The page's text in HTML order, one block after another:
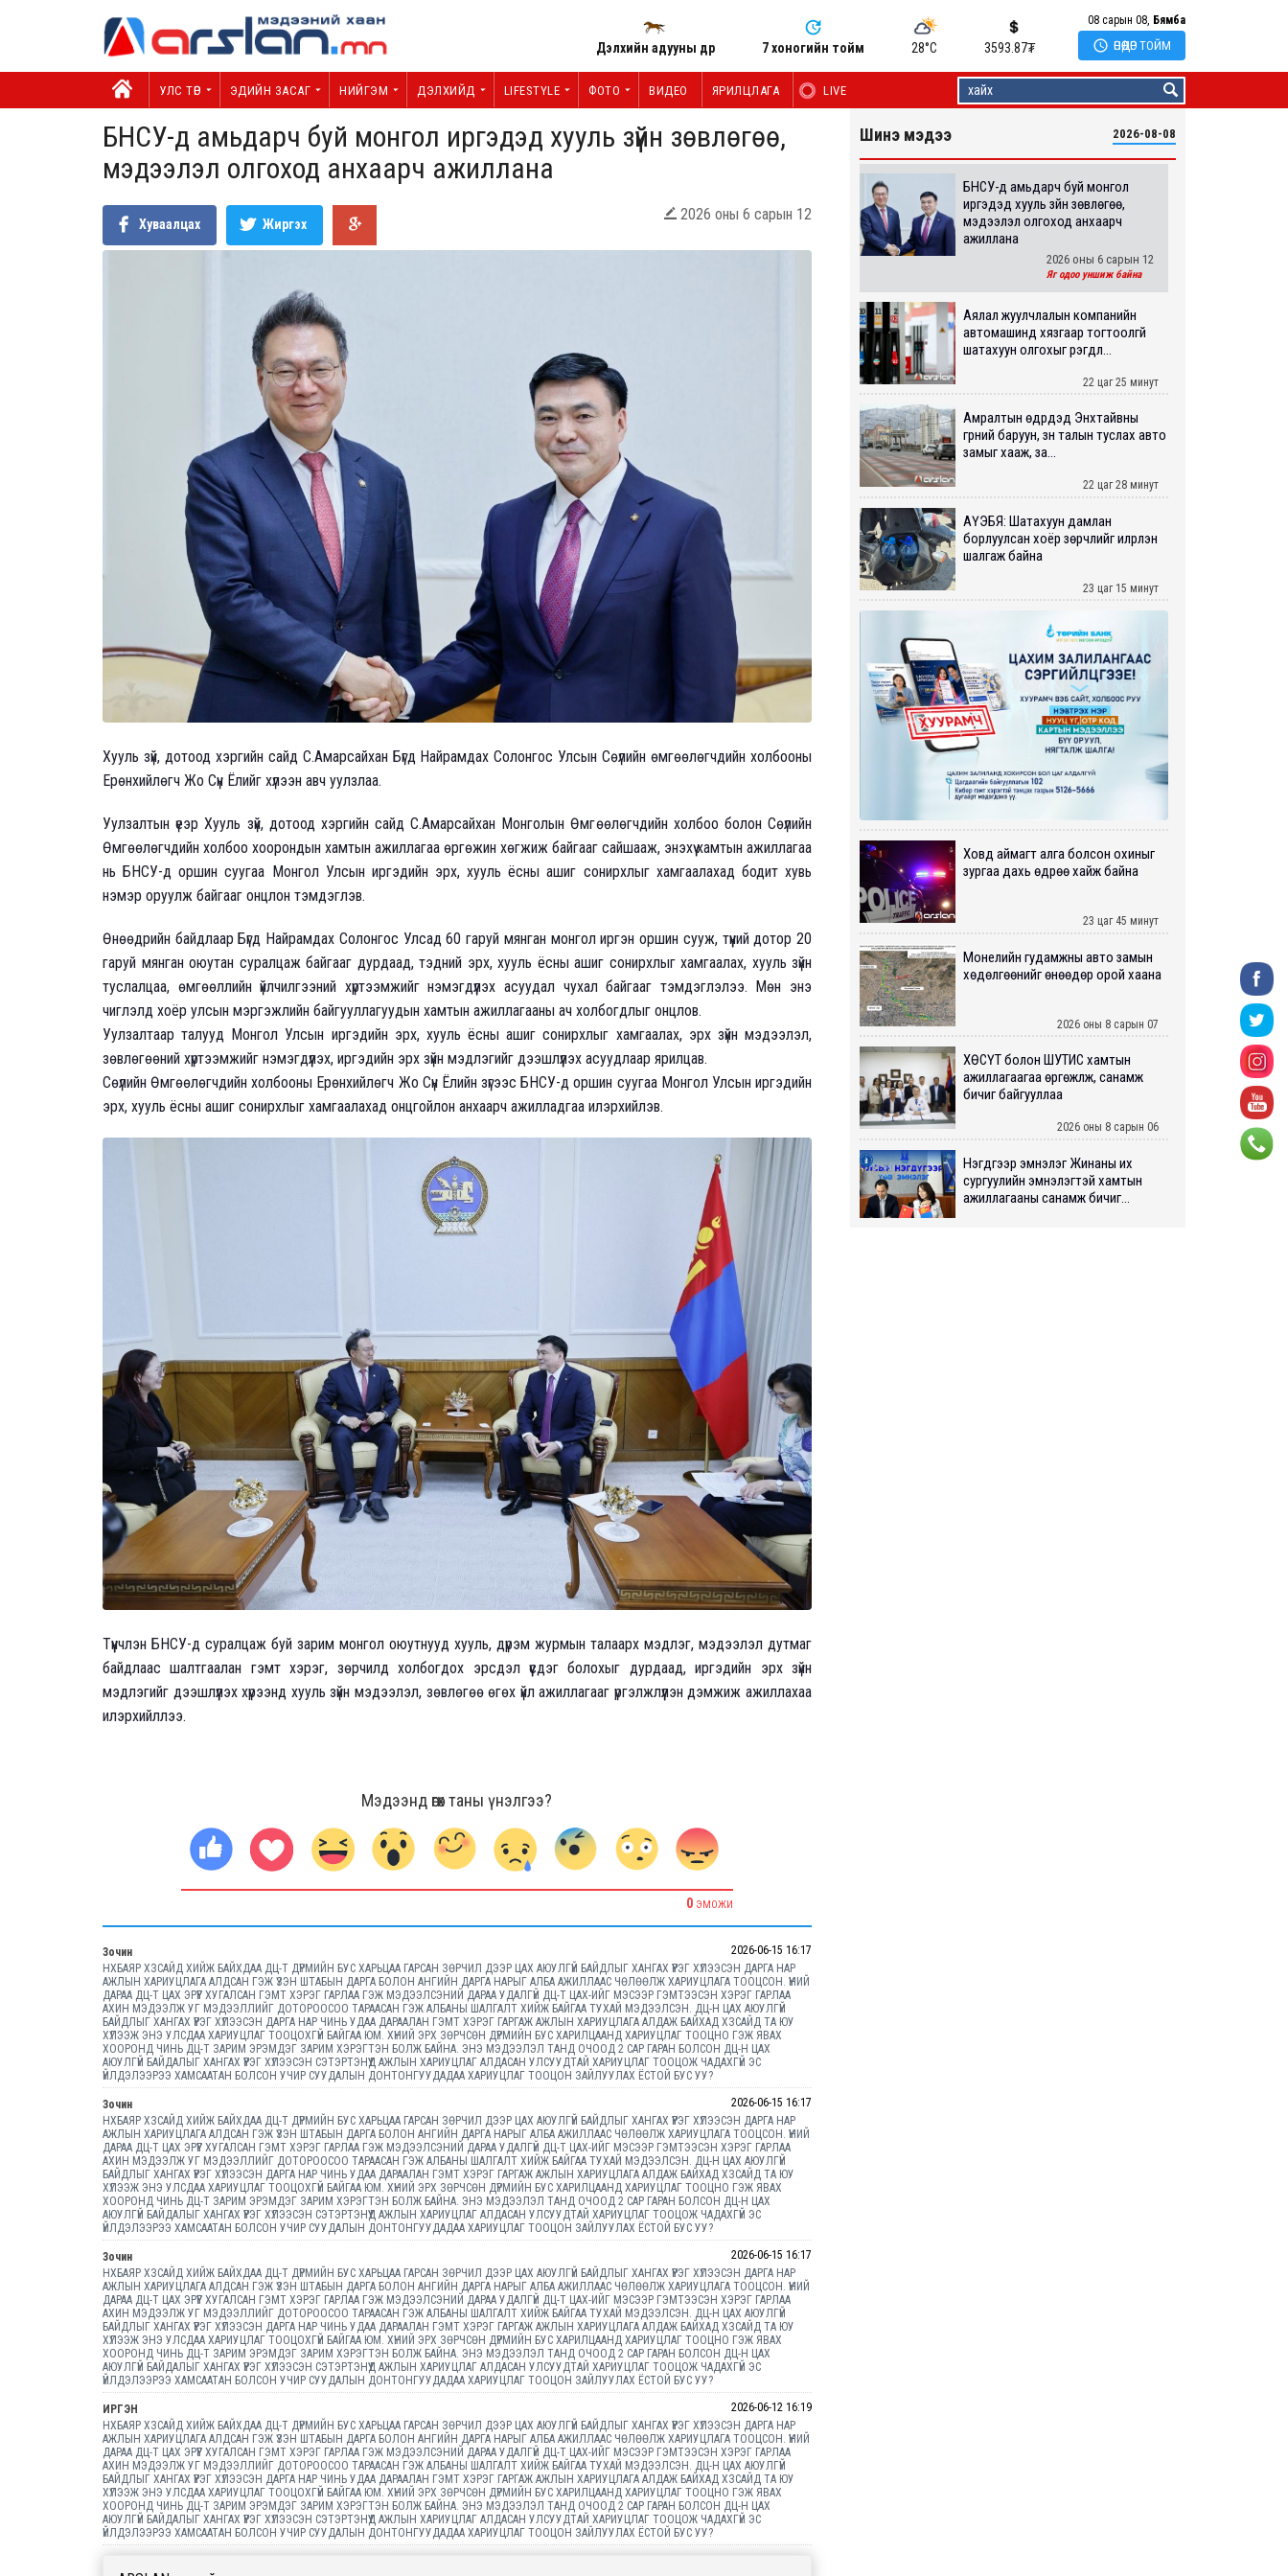
Дэлхийн адууны өдөр 7 хоногийн тойм 28°C 3593.87₮
08 сарын 08, Бямба
 ӨНӨӨДӨР ТОЙМ
УЛС ТӨР ЭДИЙН ЗАСАГ НИЙГЭМ ДЭЛХИЙД LIFESTYLE ФОТО ВИДЕО ЯРИЛЦЛАГА LIVE
БНСУ-д амьдарч буй монгол иргэдэд хууль зүйн зөвлөгөө,
мэдээлэл олгоход анхаарч ажиллана
Хуваалцах Жиргэх
 2026 оны 6 сарын 12
Хууль зүй, дотоод хэргийн сайд С.Амарсайхан Бүгд Найрамдах Солонгос Улсын Сөүлийн өмгөөлөгчдийн холбооны
Ерөнхийлөгч Жо Сүн Ёлийг хүлээн авч уулзлаа.
Уулзалтын үеэр Хууль зүй, дотоод хэргийн сайд С.Амарсайхан Монголын Өмгөөлөгчдийн холбоо болон Сөүлийн
Өмгөөлөгчдийн холбоо хоорондын хамтын ажиллагаа өргөжин хөгжиж байгааг сайшааж, энэхүү хамтын ажиллагаа
нь БНСУ-д оршин суугаа Монгол Улсын иргэдийн эрх, хууль ёсны ашиг сонирхлыг хамгаалахад бодит хувь
нэмэр оруулж байгааг онцлон тэмдэглэв.
Өнөөдрийн байдлаар Бүгд Найрамдах Солонгос Улсад 60 гаруй мянган монгол иргэн оршин сууж, түүний дотор 20
гаруй мянган оюутан суралцаж байгааг дурдаад, тэдний эрх, хууль ёсны ашиг сонирхлыг хамгаалах, хууль зүйн
туслалцаа, өмгөөллийн үйлчилгээний хүртээмжийг нэмэгдүүлэх асуудал чухал байгааг тэмдэглэлээ. Мөн энэ
чиглэлд хоёр улсын мэргэжлийн байгууллагуудын хамтын ажиллагааны ач холбогдлыг онцлов.
Уулзалтаар талууд Монгол Улсын иргэдийн эрх, хууль ёсны ашиг сонирхлыг хамгаалах, эрх зүйн мэдээлэл,
зөвлөгөөний хүртээмжийг нэмэгдүүлэх, иргэдийн эрх зүйн мэдлэгийг дээшлүүлэх асуудлаар ярилцав.
Сөүлийн Өмгөөлөгчдийн холбооны Ерөнхийлөгч Жо Сүн Ёлийн зүгээс БНСУ-д оршин суугаа Монгол Улсын иргэдийн
эрх, хууль ёсны ашиг сонирхлыг хамгаалахад онцгойлон анхаарч ажилладгаа илэрхийлэв.
Түүнчлэн БНСУ-д суралцаж буй зарим монгол оюутнууд хууль, дүрэм журмын талаарх мэдлэг, мэдээлэл дутмаг
байдлаас шалтгаалан гэмт хэрэг, зөрчилд холбогдох эрсдэл үүсдэг болохыг дурдаад, иргэдийн эрх зүйн
мэдлэгийг дээшлүүлэх хүрээнд хууль зүйн мэдээлэл, зөвлөгөө өгөх үйл ажиллагааг үргэлжлүүлэн дэмжиж ажиллахаа
илэрхийллээ.
Мэдээнд өгөх таны үнэлгээ?
0 ЭМОЖИ
Зочин
2026-06-15 16:17
НХБАЯР ХЗСАЙД ХИЙЖ БАЙХДАА ДЦ-Т ДҮРМИЙН БУС ХАРЬЦАА ГАРСАН ЗӨРЧИЛ ДЭЭР ЦАХ АЮУЛГҮЙ БАЙДЛЫГ ХАНГАХ ҮҮРЭГ ХҮЛЭЭСЭН ДАРГА НАР
АЖЛЫН ХАРИУЦЛАГА АЛДСАН ГЭЖ ҮЗЭН ШТАБЫН ДАРГА БОЛОН АНГИЙН ДАРГА НАРЫГ АЛБА АЖИЛЛААС ЧӨЛӨӨЛЖ ХАРИУЦЛАГА ТООЦСОН. ҮҮНИЙ
ДАРАА ДЦ-Т ЦАХ ЭРҮҮГ ХУГАЛСАН ГЭМТ ХЭРЭГ ГАРЛАА ГЭЖ МЭДЭЭЛСЭНИЙ ДАРАА УДАЛГҮЙ ДЦ-Т ЦАХ-ИЙГ МЭСЭЭР ГЭМТЭЭСЭН ХЭРЭГ ГАРЛАА
АХИН МЭДЭЭЛЖ УГ МЭДЭЭЛЛИЙГ ДОТОРООСОО ТАРААСАН ГЭЖ АЛБАНЫ ШАЛГАЛТ ХИЙЖ БАЙГАА ТУХАЙ МЭДЭЭЛСЭН. ДЦ-Н ЦАХ АЮУЛГҮЙ
БАЙДЛЫГ ХАНГАХ ҮҮРЭГ ХҮЛЭЭСЭН ДАРГА НАР ЧИНЬ УДАА ДАРААЛАН ГЭМТ ХЭРЭГ ГАРГАЖ АЖЛЫН ХАРИУЦЛАГА АЛДАЖ БАЙХАД ХЗСАЙД ТА ЮУ
ХҮЛЭЭЖ ЭНЭ УЛСДАА ХАРИУЦЛАГ ТООЦОХГҮЙ БАЙГАА ЮМ. ХҮНИЙ ЭРХ ЗӨРЧСӨН ДҮРМИЙН БУС ХАРИЛЦААНД ХАРИУЦЛАГ ТООЦНО ГЭЖ ЯВАХ
ХООРОНД ЧИНЬ ДЦ-Т ЗАРИМ ЭРЭМДЭГ ЗАРИМ ХЭРЭГТЭН БОЛЖ БАЙНА. ЭНЭ МЭДЭЭЛЭЛ ТАНД ОЧООД 2 САР ГАРАН БОЛСОН ДЦ-Н ЦАХ
АЮУЛГҮЙ БАЙДАЛЫГ ХАНГАХ ҮҮРЭГ ХҮЛЭЭСЭН СЭТЭРТЭНҮҮД АЖЛЫН ХАРИУЦЛАГ АЛДАСАН УЛСУУДТАЙ ХАРИУЦЛАГ ТООЦОЖ ЧАДАХГҮЙ ЭС
ҮЙЛДЭЛЭЭРЭЭ ХАМСААТАН БОЛСОН УЧИР СУУДАЛЫН ДОНТОНГУУДАДАА ХАРИУЦЛАГ ТООЦОН ЗАЙЛУУЛАХ ЁСТОЙ БУС УУ?
Зочин
2026-06-15 16:17
НХБАЯР ХЗСАЙД ХИЙЖ БАЙХДАА ДЦ-Т ДҮРМИЙН БУС ХАРЬЦАА ГАРСАН ЗӨРЧИЛ ДЭЭР ЦАХ АЮУЛГҮЙ БАЙДЛЫГ ХАНГАХ ҮҮРЭГ ХҮЛЭЭСЭН ДАРГА НАР
АЖЛЫН ХАРИУЦЛАГА АЛДСАН ГЭЖ ҮЗЭН ШТАБЫН ДАРГА БОЛОН АНГИЙН ДАРГА НАРЫГ АЛБА АЖИЛЛААС ЧӨЛӨӨЛЖ ХАРИУЦЛАГА ТООЦСОН. ҮҮНИЙ
ДАРАА ДЦ-Т ЦАХ ЭРҮҮГ ХУГАЛСАН ГЭМТ ХЭРЭГ ГАРЛАА ГЭЖ МЭДЭЭЛСЭНИЙ ДАРАА УДАЛГҮЙ ДЦ-Т ЦАХ-ИЙГ МЭСЭЭР ГЭМТЭЭСЭН ХЭРЭГ ГАРЛАА
АХИН МЭДЭЭЛЖ УГ МЭДЭЭЛЛИЙГ ДОТОРООСОО ТАРААСАН ГЭЖ АЛБАНЫ ШАЛГАЛТ ХИЙЖ БАЙГАА ТУХАЙ МЭДЭЭЛСЭН. ДЦ-Н ЦАХ АЮУЛГҮЙ
БАЙДЛЫГ ХАНГАХ ҮҮРЭГ ХҮЛЭЭСЭН ДАРГА НАР ЧИНЬ УДАА ДАРААЛАН ГЭМТ ХЭРЭГ ГАРГАЖ АЖЛЫН ХАРИУЦЛАГА АЛДАЖ БАЙХАД ХЗСАЙД ТА ЮУ
ХҮЛЭЭЖ ЭНЭ УЛСДАА ХАРИУЦЛАГ ТООЦОХГҮЙ БАЙГАА ЮМ. ХҮНИЙ ЭРХ ЗӨРЧСӨН ДҮРМИЙН БУС ХАРИЛЦААНД ХАРИУЦЛАГ ТООЦНО ГЭЖ ЯВАХ
ХООРОНД ЧИНЬ ДЦ-Т ЗАРИМ ЭРЭМДЭГ ЗАРИМ ХЭРЭГТЭН БОЛЖ БАЙНА. ЭНЭ МЭДЭЭЛЭЛ ТАНД ОЧООД 2 САР ГАРАН БОЛСОН ДЦ-Н ЦАХ
АЮУЛГҮЙ БАЙДАЛЫГ ХАНГАХ ҮҮРЭГ ХҮЛЭЭСЭН СЭТЭРТЭНҮҮД АЖЛЫН ХАРИУЦЛАГ АЛДАСАН УЛСУУДТАЙ ХАРИУЦЛАГ ТООЦОЖ ЧАДАХГҮЙ ЭС
ҮЙЛДЭЛЭЭРЭЭ ХАМСААТАН БОЛСОН УЧИР СУУДАЛЫН ДОНТОНГУУДАДАА ХАРИУЦЛАГ ТООЦОН ЗАЙЛУУЛАХ ЁСТОЙ БУС УУ?
Зочин
2026-06-15 16:17
НХБАЯР ХЗСАЙД ХИЙЖ БАЙХДАА ДЦ-Т ДҮРМИЙН БУС ХАРЬЦАА ГАРСАН ЗӨРЧИЛ ДЭЭР ЦАХ АЮУЛГҮЙ БАЙДЛЫГ ХАНГАХ ҮҮРЭГ ХҮЛЭЭСЭН ДАРГА НАР
АЖЛЫН ХАРИУЦЛАГА АЛДСАН ГЭЖ ҮЗЭН ШТАБЫН ДАРГА БОЛОН АНГИЙН ДАРГА НАРЫГ АЛБА АЖИЛЛААС ЧӨЛӨӨЛЖ ХАРИУЦЛАГА ТООЦСОН. ҮҮНИЙ
ДАРАА ДЦ-Т ЦАХ ЭРҮҮГ ХУГАЛСАН ГЭМТ ХЭРЭГ ГАРЛАА ГЭЖ МЭДЭЭЛСЭНИЙ ДАРАА УДАЛГҮЙ ДЦ-Т ЦАХ-ИЙГ МЭСЭЭР ГЭМТЭЭСЭН ХЭРЭГ ГАРЛАА
АХИН МЭДЭЭЛЖ УГ МЭДЭЭЛЛИЙГ ДОТОРООСОО ТАРААСАН ГЭЖ АЛБАНЫ ШАЛГАЛТ ХИЙЖ БАЙГАА ТУХАЙ МЭДЭЭЛСЭН. ДЦ-Н ЦАХ АЮУЛГҮЙ
БАЙДЛЫГ ХАНГАХ ҮҮРЭГ ХҮЛЭЭСЭН ДАРГА НАР ЧИНЬ УДАА ДАРААЛАН ГЭМТ ХЭРЭГ ГАРГАЖ АЖЛЫН ХАРИУЦЛАГА АЛДАЖ БАЙХАД ХЗСАЙД ТА ЮУ
ХҮЛЭЭЖ ЭНЭ УЛСДАА ХАРИУЦЛАГ ТООЦОХГҮЙ БАЙГАА ЮМ. ХҮНИЙ ЭРХ ЗӨРЧСӨН ДҮРМИЙН БУС ХАРИЛЦААНД ХАРИУЦЛАГ ТООЦНО ГЭЖ ЯВАХ
ХООРОНД ЧИНЬ ДЦ-Т ЗАРИМ ЭРЭМДЭГ ЗАРИМ ХЭРЭГТЭН БОЛЖ БАЙНА. ЭНЭ МЭДЭЭЛЭЛ ТАНД ОЧООД 2 САР ГАРАН БОЛСОН ДЦ-Н ЦАХ
АЮУЛГҮЙ БАЙДАЛЫГ ХАНГАХ ҮҮРЭГ ХҮЛЭЭСЭН СЭТЭРТЭНҮҮД АЖЛЫН ХАРИУЦЛАГ АЛДАСАН УЛСУУДТАЙ ХАРИУЦЛАГ ТООЦОЖ ЧАДАХГҮЙ ЭС
ҮЙЛДЭЛЭЭРЭЭ ХАМСААТАН БОЛСОН УЧИР СУУДАЛЫН ДОНТОНГУУДАДАА ХАРИУЦЛАГ ТООЦОН ЗАЙЛУУЛАХ ЁСТОЙ БУС УУ?
ИРГЭН
2026-06-12 16:19
НХБАЯР ХЗСАЙД ХИЙЖ БАЙХДАА ДЦ-Т ДҮРМИЙН БУС ХАРЬЦАА ГАРСАН ЗӨРЧИЛ ДЭЭР ЦАХ АЮУЛГҮЙ БАЙДЛЫГ ХАНГАХ ҮҮРЭГ ХҮЛЭЭСЭН ДАРГА НАР
АЖЛЫН ХАРИУЦЛАГА АЛДСАН ГЭЖ ҮЗЭН ШТАБЫН ДАРГА БОЛОН АНГИЙН ДАРГА НАРЫГ АЛБА АЖИЛЛААС ЧӨЛӨӨЛЖ ХАРИУЦЛАГА ТООЦСОН. ҮҮНИЙ
ДАРАА ДЦ-Т ЦАХ ЭРҮҮГ ХУГАЛСАН ГЭМТ ХЭРЭГ ГАРЛАА ГЭЖ МЭДЭЭЛСЭНИЙ ДАРАА УДАЛГҮЙ ДЦ-Т ЦАХ-ИЙГ МЭСЭЭР ГЭМТЭЭСЭН ХЭРЭГ ГАРЛАА
АХИН МЭДЭЭЛЖ УГ МЭДЭЭЛЛИЙГ ДОТОРООСОО ТАРААСАН ГЭЖ АЛБАНЫ ШАЛГАЛТ ХИЙЖ БАЙГАА ТУХАЙ МЭДЭЭЛСЭН. ДЦ-Н ЦАХ АЮУЛГҮЙ
БАЙДЛЫГ ХАНГАХ ҮҮРЭГ ХҮЛЭЭСЭН ДАРГА НАР ЧИНЬ УДАА ДАРААЛАН ГЭМТ ХЭРЭГ ГАРГАЖ АЖЛЫН ХАРИУЦЛАГА АЛДАЖ БАЙХАД ХЗСАЙД ТА ЮУ
ХҮЛЭЭЖ ЭНЭ УЛСДАА ХАРИУЦЛАГ ТООЦОХГҮЙ БАЙГАА ЮМ. ХҮНИЙ ЭРХ ЗӨРЧСӨН ДҮРМИЙН БУС ХАРИЛЦААНД ХАРИУЦЛАГ ТООЦНО ГЭЖ ЯВАХ
ХООРОНД ЧИНЬ ДЦ-Т ЗАРИМ ЭРЭМДЭГ ЗАРИМ ХЭРЭГТЭН БОЛЖ БАЙНА. ЭНЭ МЭДЭЭЛЭЛ ТАНД ОЧООД 2 САР ГАРАН БОЛСОН ДЦ-Н ЦАХ
АЮУЛГҮЙ БАЙДАЛЫГ ХАНГАХ ҮҮРЭГ ХҮЛЭЭСЭН СЭТЭРТЭНҮҮД АЖЛЫН ХАРИУЦЛАГ АЛДАСАН УЛСУУДТАЙ ХАРИУЦЛАГ ТООЦОЖ ЧАДАХГҮЙ ЭС
ҮЙЛДЭЛЭЭРЭЭ ХАМСААТАН БОЛСОН УЧИР СУУДАЛЫН ДОНТОНГУУДАДАА ХАРИУЦЛАГ ТООЦОН ЗАЙЛУУЛАХ ЁСТОЙ БУС УУ?
Шинэ мэдээ 2026-08-08
БНСУ-д амьдарч буй монгол
иргэдэд хууль зүйн зөвлөгөө,
мэдээлэл олгоход анхаарч
ажиллана
2026 оны 6 сарын 12
Яг одоо уншиж байна
Аялал жуулчлалын компанийн
автомашинд хязгаар тогтоолгүй
шатахуун олгохыг үүрэгдл...
22 цаг 25 минут
Амралтын өдрүүдэд Энхтайвны
гүүрний баруун, зүүн талын туслах авто
замыг хааж, за...
22 цаг 28 минут
АҮЭБЯ: Шатахуун дамлан
борлуулсан хоёр зөрчлийг илрүүлэн
шалгаж байна
23 цаг 15 минут
Ховд аймагт алга болсон охиныг
зургаа дахь өдрөө хайж байна
23 цаг 45 минут
Монелийн гудамжны авто замын
хөдөлгөөнийг өнөөдөр орой хаана
2026 оны 8 сарын 07
ХӨСҮТ болон ШУТИС хамтын
ажиллагаагаа өргөжүүлж, санамж
бичиг байгууллаа
2026 оны 8 сарын 06
Нэгдүгээр эмнэлэг Жинаны их
сургуулийн эмнэлэгтэй хамтын
ажиллагааны санамж бичиг...